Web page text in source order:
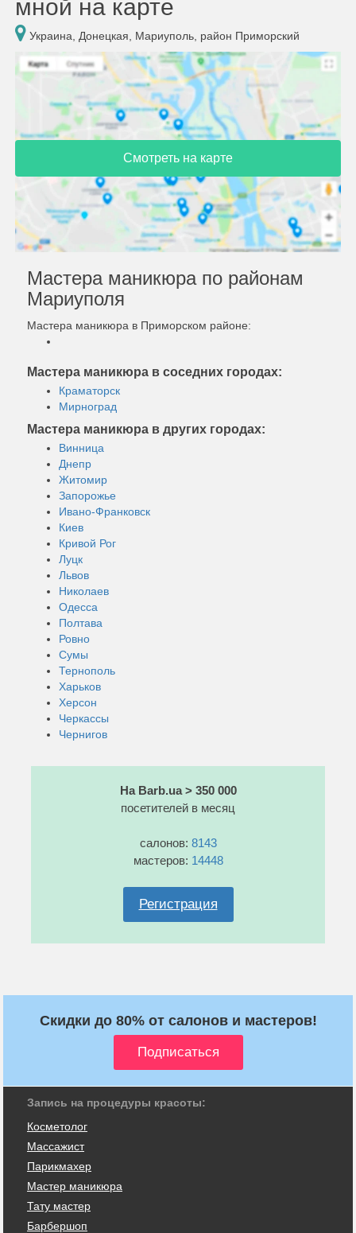
мной на карте
Украина, Донецкая, Мариуполь, район Приморский
Смотреть на карте
Мастера маникюра по районам
Мариуполя
Мастера маникюра в Приморском районе:
Мастера маникюра в соседних городах:
Краматорск
Мирноград
Мастера маникюра в других городах:
Винница
Днепр
Житомир
Запорожье
Ивано-Франковск
Киев
Кривой Рог
Луцк
Львов
Николаев
Одесса
Полтава
Ровно
Сумы
Тернополь
Харьков
Херсон
Черкассы
Чернигов
На Barb.ua > 350 000
посетителей в месяц
салонов: 8143
мастеров: 14448
Регистрация
Скидки до 80% от салонов и мастеров!
Запись на процедуры красоты:
Косметолог
Массажист
Парикмахер
Мастер маникюра
Тату мастер
Барбершоп